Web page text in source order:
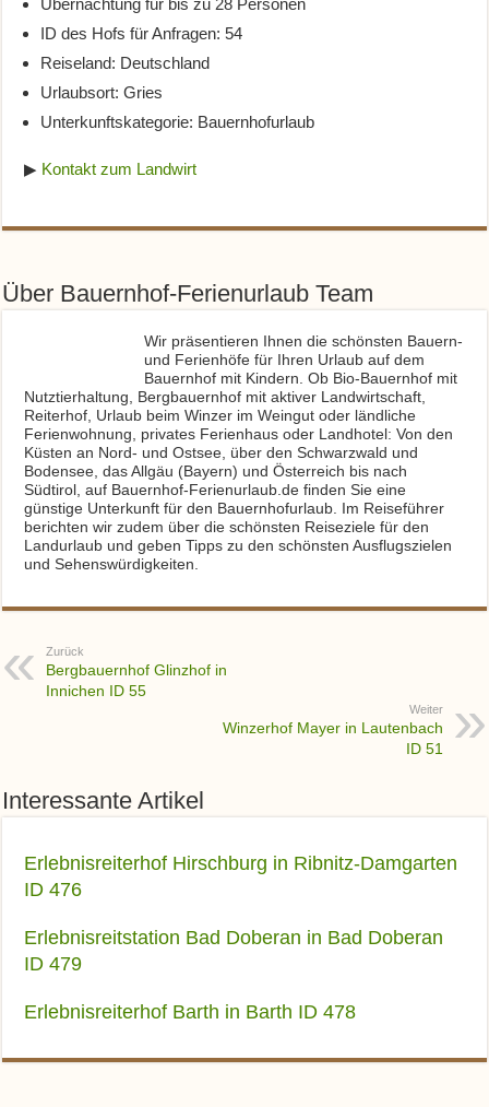
Übernachtung für bis zu 28 Personen
ID des Hofs für Anfragen: 54
Reiseland: Deutschland
Urlaubsort: Gries
Unterkunftskategorie: Bauernhofurlaub
▶ Kontakt zum Landwirt
Über Bauernhof-Ferienurlaub Team
Wir präsentieren Ihnen die schönsten Bauern-
und Ferienhöfe für Ihren Urlaub auf dem
Bauernhof mit Kindern. Ob Bio-Bauernhof mit
Nutztierhaltung, Bergbauernhof mit aktiver Landwirtschaft,
Reiterhof, Urlaub beim Winzer im Weingut oder ländliche
Ferienwohnung, privates Ferienhaus oder Landhotel: Von den
Küsten an Nord- und Ostsee, über den Schwarzwald und
Bodensee, das Allgäu (Bayern) und Österreich bis nach
Südtirol, auf Bauernhof-Ferienurlaub.de finden Sie eine
günstige Unterkunft für den Bauernhofurlaub. Im Reiseführer
berichten wir zudem über die schönsten Reiseziele für den
Landurlaub und geben Tipps zu den schönsten Ausflugszielen
und Sehenswürdigkeiten.
Zurück
Bergbauernhof Glinzhof in
Innichen ID 55
Weiter
Winzerhof Mayer in Lautenbach
ID 51
Interessante Artikel
Erlebnisreiterhof Hirschburg in Ribnitz-Damgarten
ID 476
Erlebnisreitstation Bad Doberan in Bad Doberan
ID 479
Erlebnisreiterhof Barth in Barth ID 478